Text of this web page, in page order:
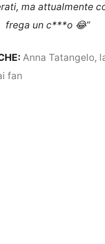
ma attualmente
frega un c***o 😂”
Anna Tatangelo,
fan